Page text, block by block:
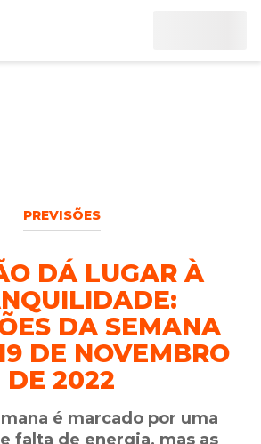
PREVISÕES
DÁ LUGAR À
DA SEMANA
DE NOVEMBRO
DE 2022
é marcado por uma
falta de energia, mas as